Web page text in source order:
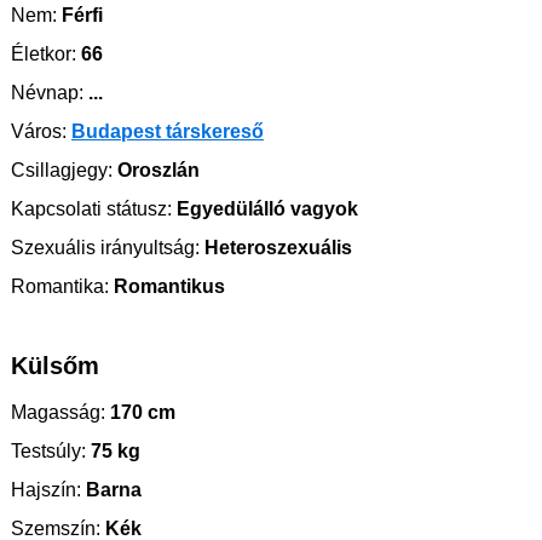
Nem: Férfi
Életkor: 66
Névnap: ...
Város: Budapest társkereső
Csillagjegy: Oroszlán
Kapcsolati státusz: Egyedülálló vagyok
Szexuális irányultság: Heteroszexuális
Romantika: Romantikus
Külsőm
Magasság: 170 cm
Testsúly: 75 kg
Hajszín: Barna
Szemszín: Kék